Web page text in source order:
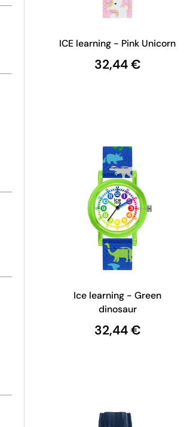
ICE learning - Pink Unicorn
32,44 €
Ice learning - Green
dinosaur
32,44 €